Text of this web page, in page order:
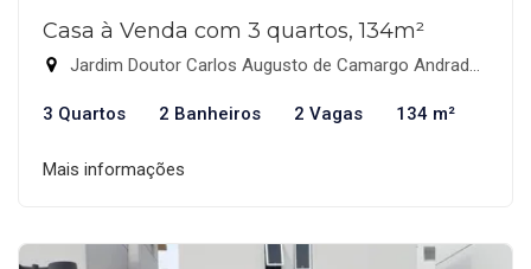
Casa à Venda com 3 quartos, 134m²
Jardim Doutor Carlos Augusto de Camargo Andrade, Indaiatuba-SP
3 Quartos 2 Banheiros 2 Vagas 134 m²
Mais informações